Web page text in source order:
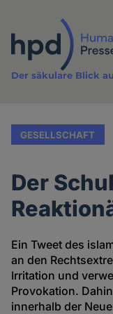
Inhalt
Der säkulare Blick
GESELLSCHAFT
Der
Ein Tweet des
an den
Irritation und
Provokation.
innerhalb der